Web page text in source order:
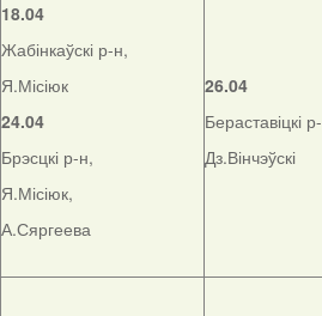
18.04
Жабінкаўскі р-н,
Я.Місіюк
24.04
Брэсцкі р-н,
Я.Місіюк,
А.Сяргеева
26.04
Бераставіцкі
Дз.Вінчэўскі